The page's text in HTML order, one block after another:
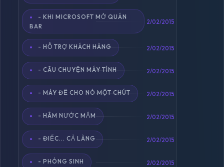
- KHI MICROSOFT MỞ QUÁN
BAR
2/02/2015
- HỖ TRỢ KHÁCH HÀNG 2/02/2015
- CÂU CHUYỆN MÁY TÍNH 2/02/2015
- MÀY ĐỂ CHO NÓ MỘT CHÚT 2/02/2015
- HÂM NƯỚC MẮM 2/02/2015
- ĐIẾC... CẢ LÀNG 2/02/2015
- PHÓNG SINH 2/02/2015